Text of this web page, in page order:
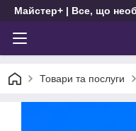
Майстер+ | Все, що
Товари та послуги